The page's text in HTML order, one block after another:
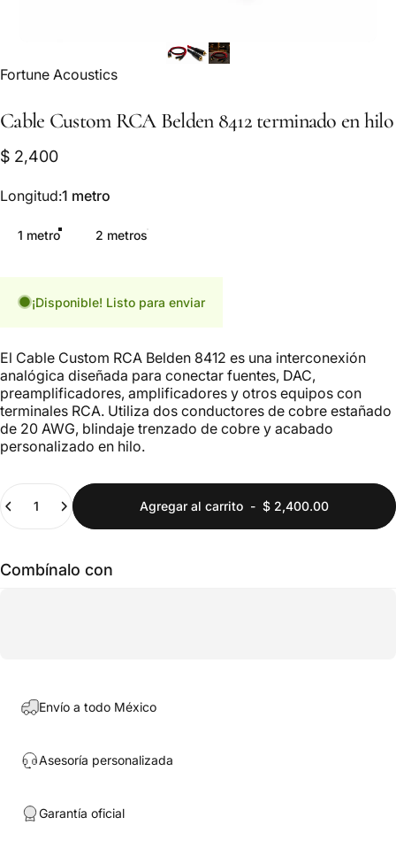
Marca:
Fortune Acoustics
Cable Custom RCA Belden 8412 terminado enhilo
$ 2,400
Longitud
Longitud:1 metro
1 metro 2 metros
¡Disponible! Listo para enviar
El Cable Custom RCA Belden 8412 es una interconexión
analógica diseñada para conectar fuentes, DAC,
preamplificadores, amplificadores y otros equipos con
terminales RCA. Utiliza dos conductores de cobre estañado
de 20 AWG, blindaje trenzado de cobre y acabado
personalizado en hilo.
Cantidad
Agregar al carrito - $ 2,400.00
Combínalo con
Envío a todo México
Asesoría personalizada
Garantía oficial